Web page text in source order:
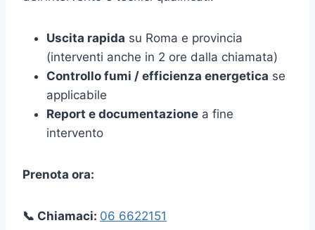
Uscita rapida su Roma e provincia
(interventi anche in 2 ore dalla chiamata)
Controllo fumi / efficienza energetica se
applicabile
Report e documentazione a fine
intervento
Prenota ora:
📞 Chiamaci: 06 6622151